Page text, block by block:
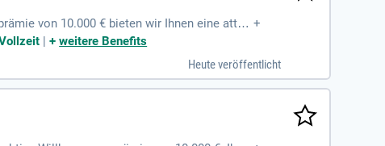
von 10.000 € bieten wir Ihnen eine attra
sowie die Pflege unseres Materials. Sie
Geschick. Als Teamplayer sind Sie körperl
wie Tagesspesen von 14 € und bis zu 38
+
|+weitere Benefits
Heute veröffentlicht